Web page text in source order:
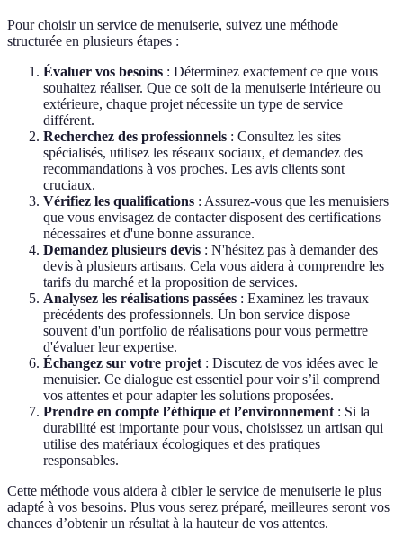
Pour choisir un service de menuiserie, suivez une méthode
structurée en plusieurs étapes :
Évaluer vos besoins : Déterminez exactement ce que vous
souhaitez réaliser. Que ce soit de la menuiserie intérieure ou
extérieure, chaque projet nécessite un type de service
différent.
Recherchez des professionnels : Consultez les sites
spécialisés, utilisez les réseaux sociaux, et demandez des
recommandations à vos proches. Les avis clients sont
cruciaux.
Vérifiez les qualifications : Assurez-vous que les menuisiers
que vous envisagez de contacter disposent des certifications
nécessaires et d'une bonne assurance.
Demandez plusieurs devis : N'hésitez pas à demander des
devis à plusieurs artisans. Cela vous aidera à comprendre les
tarifs du marché et la proposition de services.
Analysez les réalisations passées : Examinez les travaux
précédents des professionnels. Un bon service dispose
souvent d'un portfolio de réalisations pour vous permettre
d'évaluer leur expertise.
Échangez sur votre projet : Discutez de vos idées avec le
menuisier. Ce dialogue est essentiel pour voir s’il comprend
vos attentes et pour adapter les solutions proposées.
Prendre en compte l’éthique et l’environnement : Si la
durabilité est importante pour vous, choisissez un artisan qui
utilise des matériaux écologiques et des pratiques
responsables.
Cette méthode vous aidera à cibler le service de menuiserie le plus
adapté à vos besoins. Plus vous serez préparé, meilleures seront vos
chances d’obtenir un résultat à la hauteur de vos attentes.